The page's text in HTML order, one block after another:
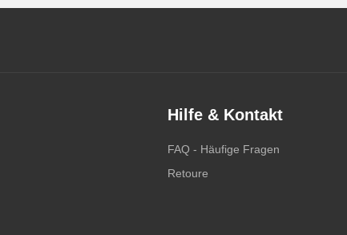
Hilfe & Kontakt
FAQ - Häufige Fragen
Retoure